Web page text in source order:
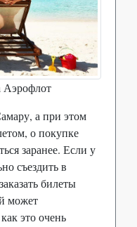
Аэрофлот
а при этом
о покупке
заранее. Если у
съездить в
билеты
может
это очень